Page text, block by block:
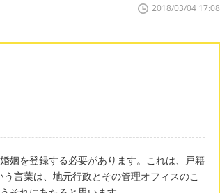
2018/03/04 17:08
姻を登録する必要があります。これは、戸籍
言葉は、地元行政とその管理オフィスのこ